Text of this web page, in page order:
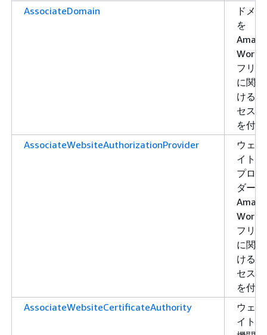
AssociateDomain
ドメ
を
フリ
に関
ける
セス
を付与
AssociateWebsiteAuthorizationProvider
ウェ
イト
プロ
ダーを
フリ
に関
ける
セス
を付与
AssociateWebsiteCertificateAuthority
ウェ
イト